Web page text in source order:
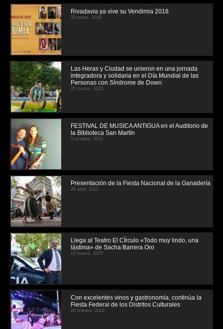
Rivadavia ya vive su Vendimia 2018
25 enero, 2018
Las Heras y Ciudad se unieron en una jornada
integradora y solidaria en el Día Mundial de las
Personas con Síndrome de Down
22 marzo, 2023
FESTIVAL DE MUSICA ANTIGUA en el Auditorio de
la Biblioteca San Martín
9 octubre, 2021
Presentación de la Fiesta Nacional de la Ganadería
26 abril, 2022
Llega al Teatro El CÍrculo «Todo muy lindo, una
lástima» de Sacha Barrera Oro
13 marzo, 2025
Con excelentes vinos y gastronomía, continúa la
Fiesta Federal de los Distritos Culturales
28 febrero, 2019